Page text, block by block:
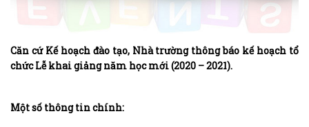
Căn cứ Kế hoạch đào tạo, Nhà trường thông báo kế hoạch tổ
chức Lễ khai giảng năm học mới (2020 – 2021).
Một số thông tin chính: